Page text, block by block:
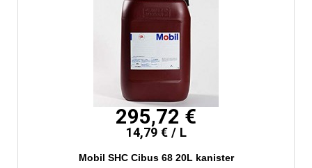
295,72 €
14,79 € / L
Mobil SHC Cibus 68 20L kanister